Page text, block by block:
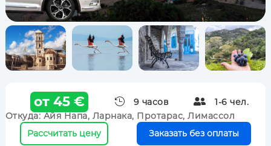
от 45 €  9 часов 
1-6 чел.
Откуда:Айя Напа, Ларнака, Протарас, Лимассол
Рассчитать цену
Заказать без оплаты